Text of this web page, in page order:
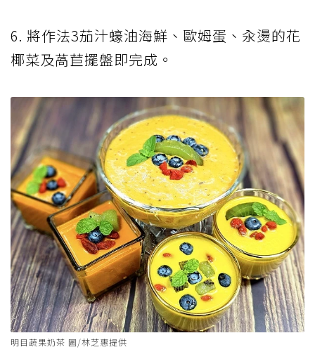
6. 將作法3茄汁蠔油海鮮、歐姆蛋、汆燙的花
椰菜及萵苣擺盤即完成。
明目蔬果奶茶 圖/林芝惠提供